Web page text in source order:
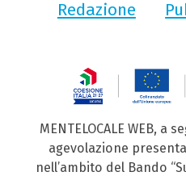
Redazione
MENTELOCALE WEB, a
agevolazione
nell’ambito del Bando